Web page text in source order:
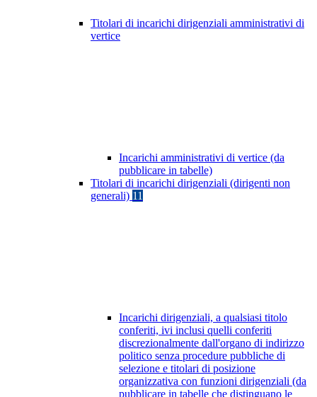
Titolari di incarichi dirigenziali amministrativi di
vertice
Incarichi amministrativi di vertice (da
pubblicare in tabelle)
Titolari di incarichi dirigenziali (dirigenti non
generali) 11
Incarichi dirigenziali, a qualsiasi titolo
conferiti, ivi inclusi quelli conferiti
discrezionalmente dall'organo di indirizzo
politico senza procedure pubbliche di
selezione e titolari di posizione
organizzativa con funzioni dirigenziali (da
pubblicare in tabelle che distinguano le